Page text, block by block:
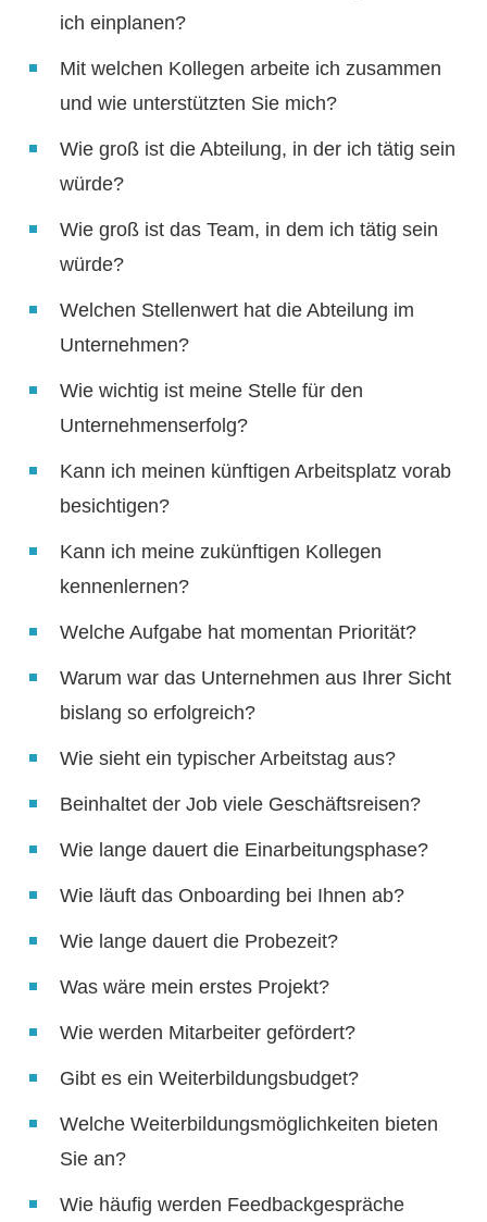
ich einplanen?
Mit welchen Kollegen arbeite ich zusammen
und wie unterstützten Sie mich?
Wie groß ist die Abteilung, in der ich tätig sein
würde?
Wie groß ist das Team, in dem ich tätig sein
würde?
Welchen Stellenwert hat die Abteilung im
Unternehmen?
Wie wichtig ist meine Stelle für den
Unternehmenserfolg?
Kann ich meinen künftigen Arbeitsplatz vorab
besichtigen?
Kann ich meine zukünftigen Kollegen
kennenlernen?
Welche Aufgabe hat momentan Priorität?
Warum war das Unternehmen aus Ihrer Sicht
bislang so erfolgreich?
Wie sieht ein typischer Arbeitstag aus?
Beinhaltet der Job viele Geschäftsreisen?
Wie lange dauert die Einarbeitungsphase?
Wie läuft das Onboarding bei Ihnen ab?
Wie lange dauert die Probezeit?
Was wäre mein erstes Projekt?
Wie werden Mitarbeiter gefördert?
Gibt es ein Weiterbildungsbudget?
Welche Weiterbildungsmöglichkeiten bieten
Sie an?
Wie häufig werden Feedbackgespräche